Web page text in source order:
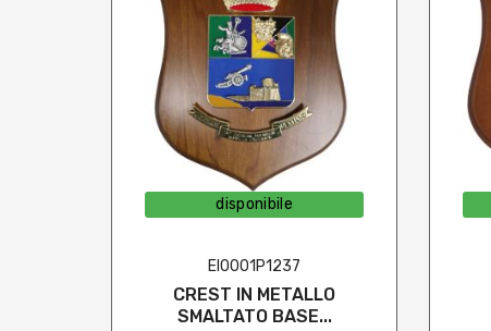
disponibile
EI0001P1237
CREST IN METALLO
SMALTATO BASE...